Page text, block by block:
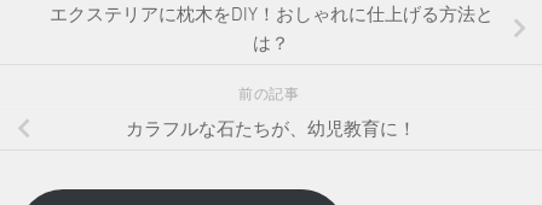
エクステリアに枕木をDIY！おしゃれに仕上げる方法と
は？
前の記事
カラフルな石たちが、幼児教育に！